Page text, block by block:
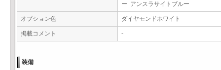
ー アンスラサイトブルー
オプション色 ダイヤモンドホワイト
掲載コメント -
装備